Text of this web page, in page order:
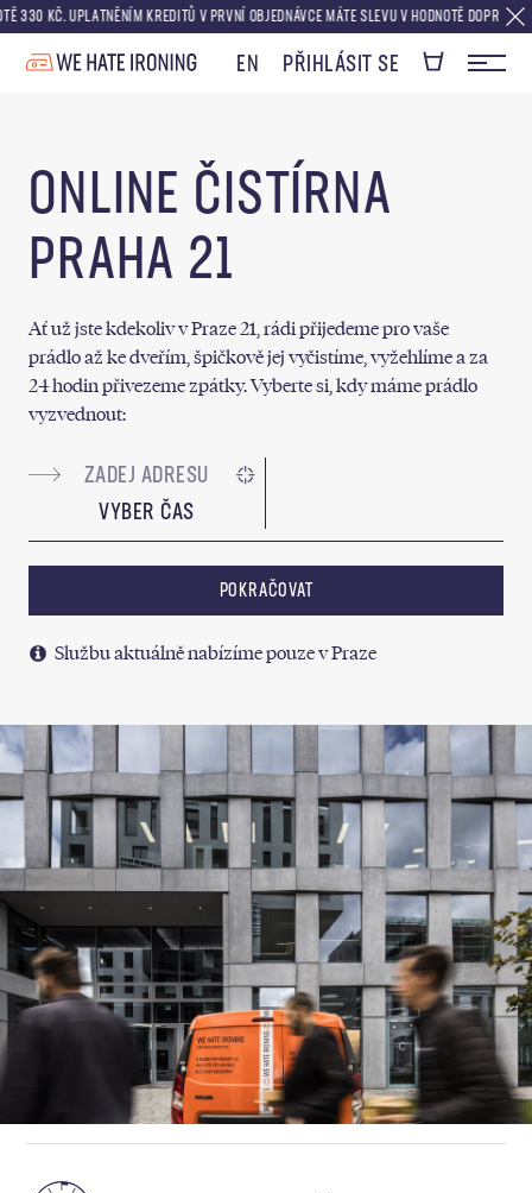
UPLATNĚNÍM KREDITŮ V PRVNÍ OBJEDNÁVCE MÁTE SLEVU V HODNOTĚ DOPRAVY ZDARMA.
EN PŘIHLÁSIT SE
ONLINE ČISTÍRNA
PRAHA 21
Ať už jste kdekoliv v Praze 21, rádi přijedeme pro vaše
prádlo až ke dveřím, špičkově jej vyčistíme, vyžehlíme a za
24 hodin přivezeme zpátky. Vyberte si, kdy máme prádlo
vyzvednout:
VYBER ČAS
POKRAČOVAT
Službu aktuálně nabízíme pouze v Praze